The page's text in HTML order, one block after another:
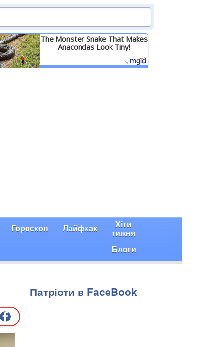
The Monster Snake That Makes
Anacondas Look Tiny!
Гороскоп Лайфхак Хіти
тижня
Блоги
Патріоти в FaceBook